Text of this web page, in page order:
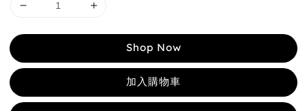
Shop Now
加入購物車